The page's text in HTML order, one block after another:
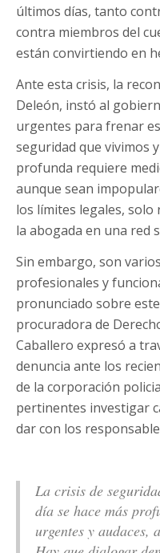
últimos días, tanto
contra miembros del
están convirtiendo en
Ante esta crisis, la
Deleón, instó al
urgentes para frenar
seguridad que vivimos
profunda requiere
aunque sean
los límites legales, solo
la abogada en una red
Sin embargo, son
profesionales y
pronunciado sobre
procuradora de
Caballero expresó a
denuncia ante los
de la corporación
pertinentes investigar
dar con los
La crisis de
día se hace más
urgentes y audaces,